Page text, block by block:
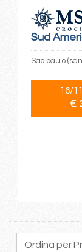
Sud
Sao paulo
16/
€